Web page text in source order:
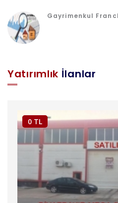
Gayrimenkul
Yatırımlık İlanlar
0 TL